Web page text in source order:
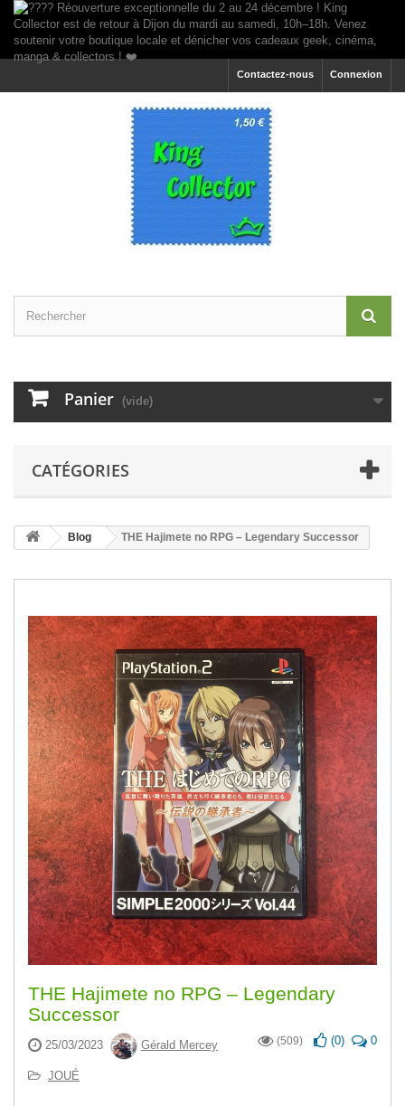
Connexion
Contactez-nous
Panier (vide)
CATÉGORIES
Blog THE Hajimete no RPG – Legendary Successor
THE Hajimete no RPG – Legendary
Successor
25/03/2023 Gérald Mercey (509) (0) 0
JOUÉ